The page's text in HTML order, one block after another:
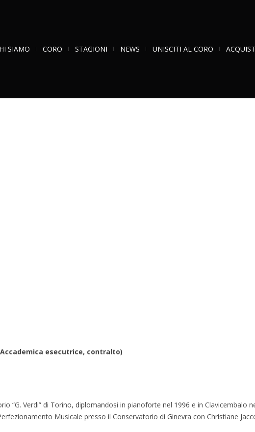
SIAMO CORO STAGIONI NEWS UNISCITI AL CORO
(Accademica esecutrice, contralto)
“G. Verdi” di Torino, diplomandosi in pianoforte nel 1996 e in Clavicembalo
Musicale presso il Conservatorio di Ginevra con Christiane